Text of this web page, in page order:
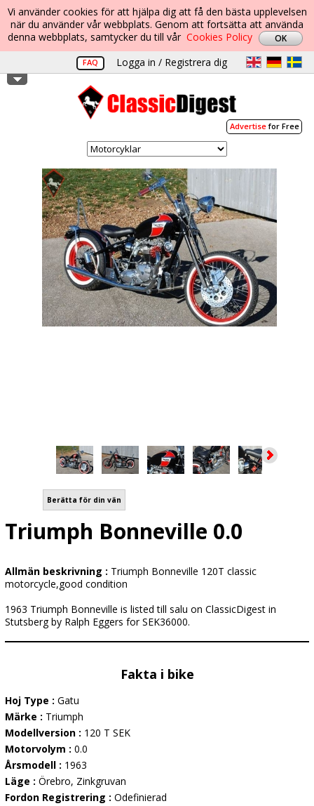
Vi använder cookies för att hjälpa dig att få den bästa upplevelsen
när du använder vår webbplats. Genom att fortsätta att använda
denna webbplats, samtycker du till vår Cookies Policy
FAQ Logga in / Registrera dig
Advertisefor Free
Berätta för din vän
Triumph Bonneville 0.0
Allmän beskrivning : Triumph Bonneville 120T classic
motorcycle,good condition
1963 Triumph Bonneville is listed till salu on ClassicDigest in
Stutsberg by Ralph Eggers for SEK36000.
Fakta i bike
Hoj Type : Gatu
Märke : Triumph
Modellversion : 120 T SEK
Motorvolym : 0.0
Årsmodell : 1963
Läge : Örebro, Zinkgruvan
Fordon Registrering : Odefinierad